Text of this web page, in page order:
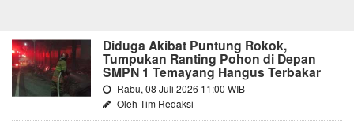
Diduga Akibat Puntung Rokok,
Tumpukan Ranting Pohon di Depan
SMPN 1 Temayang Hangus Terbakar
Rabu, 08 Juli 2026 11:00 WIB
Oleh Tim Redaksi